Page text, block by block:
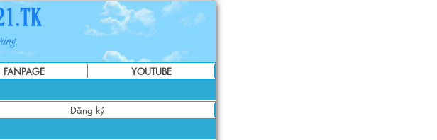
FANPAGE
YOUTUBE
Đăng ký